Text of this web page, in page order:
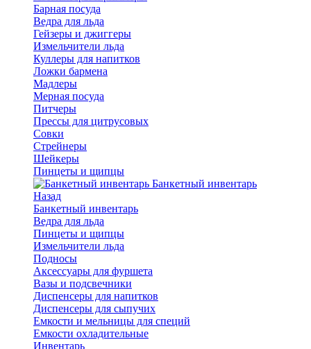
Барная посуда
Ведра для льда
Гейзеры и джиггеры
Измельчители льда
Куллеры для напитков
Ложки бармена
Мадлеры
Мерная посуда
Питчеры
Прессы для цитрусовых
Совки
Стрейнеры
Шейкеры
Пинцеты и щипцы
Банкетный инвентарь
Назад
Банкетный инвентарь
Ведра для льда
Пинцеты и щипцы
Измельчители льда
Подносы
Аксессуары для фуршета
Вазы и подсвечники
Диспенсеры для напитков
Диспенсеры для сыпучих
Емкости и мельницы для специй
Емкости охладительные
Инвентарь